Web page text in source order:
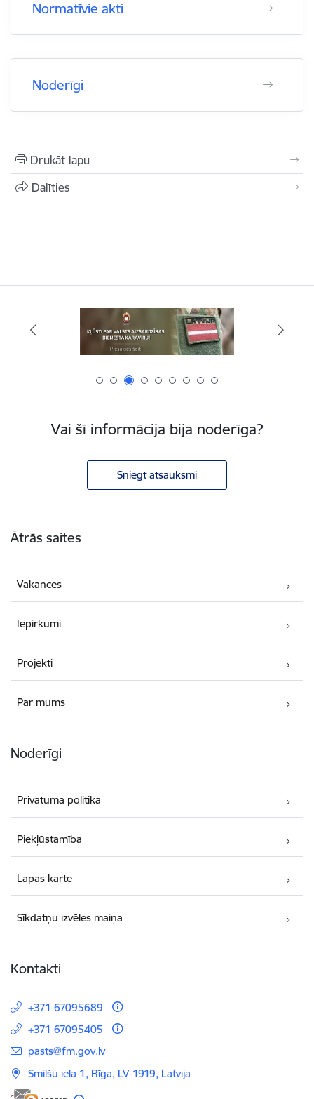
Normatīvie akti
Noderīgi
Drukāt lapu
Dalīties
Vai šī informācija bija noderīga?
Sniegt atsauksmi
Ātrās saites
Vakances
Iepirkumi
Projekti
Par mums
Noderīgi
Privātuma politika
Piekļūstamība
Lapas karte
Sīkdatņu izvēles maiņa
Kontakti
+371 67095689
+371 67095405
E-pasts:
pasts@fm.gov.lv
Smilšu iela 1, Rīga, LV-1919, Latvija